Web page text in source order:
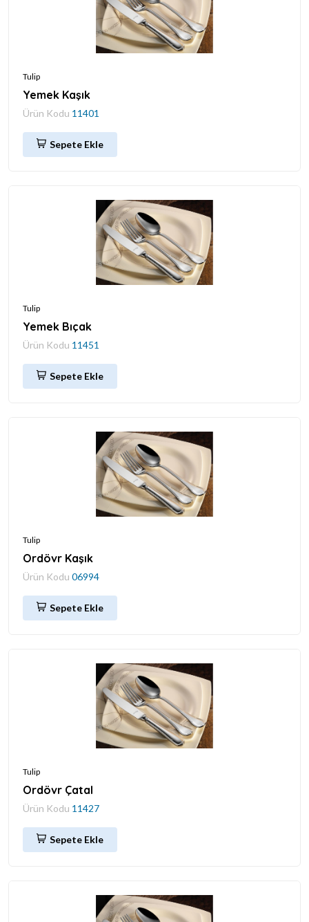
Tulip
Yemek Kaşık
Ürün Kodu 11401
Sepete Ekle
Tulip
Yemek Bıçak
Ürün Kodu 11451
Sepete Ekle
Tulip
Ordövr Kaşık
Ürün Kodu 06994
Sepete Ekle
Tulip
Ordövr Çatal
Ürün Kodu 11427
Sepete Ekle